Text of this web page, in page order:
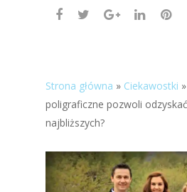
Strona główna » Ciekawostki »
poligraficzne pozwoli
najbliższych?